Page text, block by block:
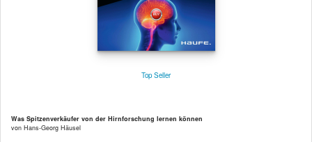
Top Seller
Was Spitzenverkäufer von der Hirnforschung lernen können
von Hans-Georg Häusel